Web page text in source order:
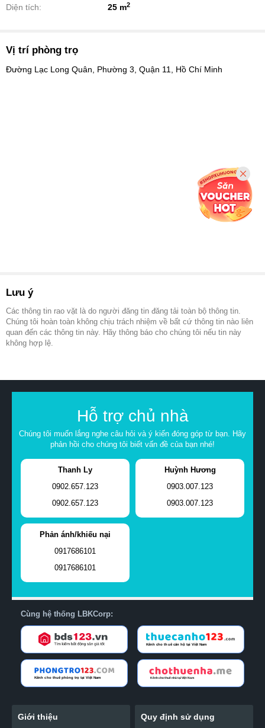
Diện tích: 25 m2
Vị trí phòng trọ
Đường Lạc Long Quân, Phường 3, Quận 11, Hồ Chí Minh
Lưu ý
Các thông tin rao vặt là do người đăng tin đăng tải toàn bộ thông tin.
Chúng tôi hoàn toàn không chịu trách nhiệm về bất cứ thông tin nào liên
quan đến các thông tin này. Hãy thông báo cho chúng tôi nếu tin này
không hợp lệ.
Hỗ trợ chủ nhà
Chúng tôi muốn lắng nghe câu hỏi và ý kiến đóng góp từ bạn. Hãy
phản hồi cho chúng tôi biết vấn đề của bạn nhé!
Thanh Ly
0902.657.123
0902.657.123
Huỳnh Hương
0903.007.123
0903.007.123
Phản ánh/khiếu nại
0917686101
0917686101
Cùng hệ thống LBKCorp:
Giới thiệu Quy định sử dụng